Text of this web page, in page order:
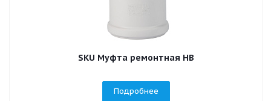
SKU Муфта ремонтная НВ
Подробнее